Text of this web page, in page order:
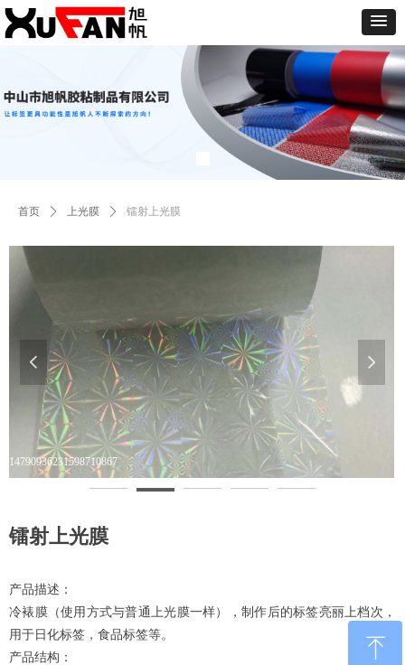
首页 ꄲ 上光膜 ꄲ 镭射上光膜
镭射上光膜
产品描述：
冷裱膜（使用方式与普通上光膜一样），制作后的标签亮丽上档次，
用于日化标签，食品标签等。
产品结构：
14790936231598710867
넳 넲
ꁸ